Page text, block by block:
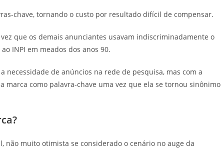
chave, tornando o custo por resultado difícil de compensar.
que os demais anunciantes usavam indiscriminadamente o
INPI em meados dos anos 90.
necessidade de anúncios na rede de pesquisa, mas com a
marca como palavra-chave uma vez que ela se tornou sinônimo
não muito otimista se considerado o cenário no auge da